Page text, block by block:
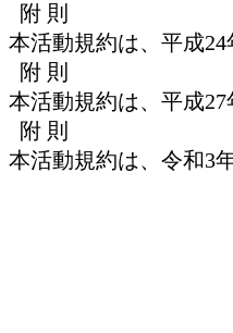
附 則
本活動規約は、平成24
附 則
本活動規約は、平成27
附 則
本活動規約は、令和3